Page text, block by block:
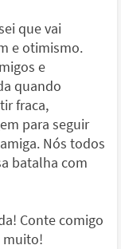
que vai
e otimismo.
e
quando
fraca,
para seguir
Nós todos
batalha com
Conte comigo
muito!